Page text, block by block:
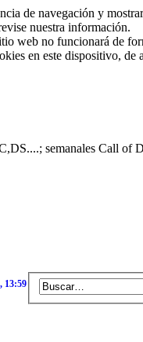
de navegación y
nuestra información.
web no funcionará de
en este dispositivo, de
semanales Call of
13:59